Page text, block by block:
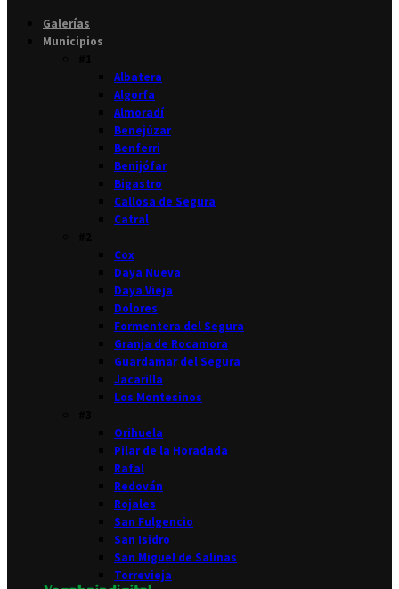
Galerías
Municipios
Albatera
Algorfa
Almoradí
Benejúzar
Benferri
Benijófar
Bigastro
Callosa de Segura
Catral
Cox
Daya Nueva
Daya Vieja
Dolores
Formentera del Segura
Granja de Rocamora
Guardamar del Segura
Jacarilla
Los Montesinos
Orihuela
Pilar de la Horadada
Rafal
Redován
Rojales
San Fulgencio
San Isidro
San Miguel de Salinas
Torrevieja